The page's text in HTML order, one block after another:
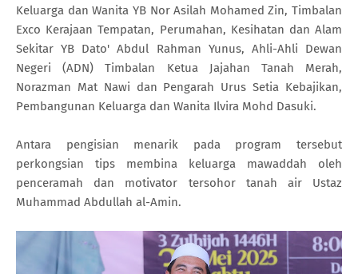
Keluarga dan Wanita YB Nor Asilah Mohamed Zin, Timbalan
Exco Kerajaan Tempatan, Perumahan, Kesihatan dan Alam
Sekitar YB Dato' Abdul Rahman Yunus, Ahli-Ahli Dewan
Negeri (ADN) Timbalan Ketua Jajahan Tanah Merah,
Norazman Mat Nawi dan Pengarah Urus Setia Kebajikan,
Pembangunan Keluarga dan Wanita Ilvira Mohd Dasuki.
Antara pengisian menarik pada program tersebut
perkongsian tips membina keluarga mawaddah oleh
penceramah dan motivator tersohor tanah air Ustaz
Muhammad Abdullah al-Amin.